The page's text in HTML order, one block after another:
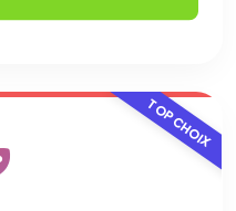
TOP CHOIX